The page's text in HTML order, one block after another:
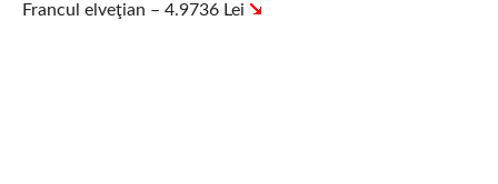
Francul elveţian – 4.9736 Lei